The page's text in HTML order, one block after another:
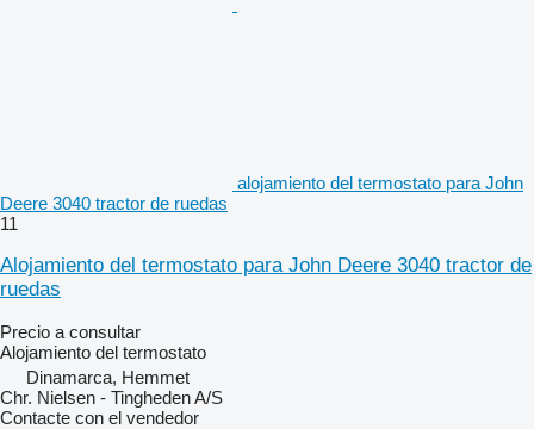
alojamiento del termostato para John
Deere 3040 tractor de ruedas
11
Alojamiento del termostato para John Deere 3040 tractor de
ruedas
Precio a consultar
Alojamiento del termostato
Dinamarca, Hemmet
Chr. Nielsen - Tingheden A/S
Contacte con el vendedor